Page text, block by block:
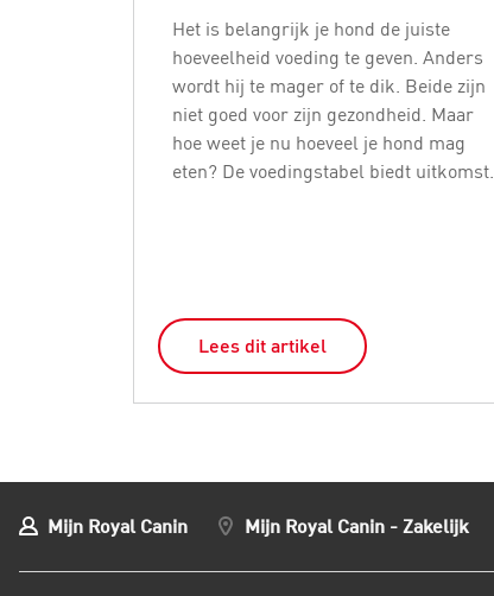
Het is belangrijk je hond de juiste
hoeveelheid voeding te geven. Anders
wordt hij te mager of te dik. Beide zijn
niet goed voor zijn gezondheid. Maar
hoe weet je nu hoeveel je hond mag
eten? De voedingstabel biedt uitkomst.
Lees dit artikel
Mijn Royal Canin Mijn Royal Canin - Zakelijk